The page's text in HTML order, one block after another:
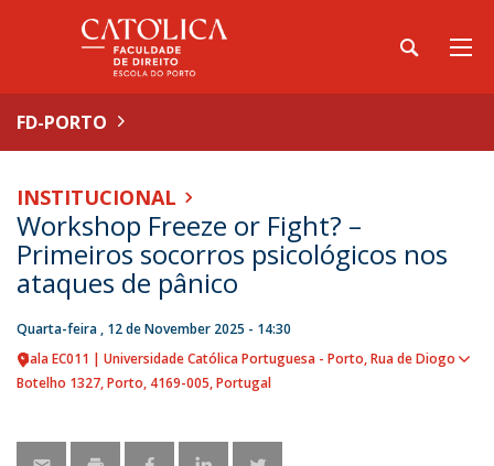
FD-PORTO
INSTITUCIONAL
Workshop Freeze or Fight? –
Primeiros socorros psicológicos nos
ataques de pânico
Quarta-feira , 12 de November 2025 - 14:30
Sala EC011 | Universidade Católica Portuguesa - Porto Rua de Diogo
Botelho 1327 Porto 4169-005 Portugal